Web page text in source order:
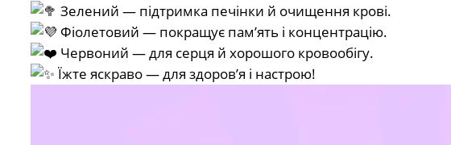
Зелений — підтримка печінки й очищення крові.
Фіолетовий — покращує пам’ять і концентрацію.
Червоний — для серця й хорошого кровообігу.
Їжте яскраво — для здоров’я і настрою!